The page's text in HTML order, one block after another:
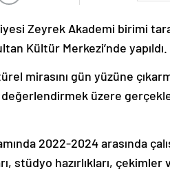
Zeyrek Akademi birimi
Kültür Merkezi’nde yapıldı.
mirasını gün yüzüne
değerlendirmek üzere
2022-2024 arasında
stüdyo hazırlıkları, çekimler